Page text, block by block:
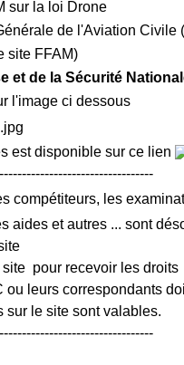
sur la loi Drone
de l'Aviation Civile
site FFAM)
et de la Sécurité
l'image ci dessous
est disponible sur ce lien
les
aides et autres ... sont
pour recevoir les droits
leurs correspondants
sur le site sont valables.